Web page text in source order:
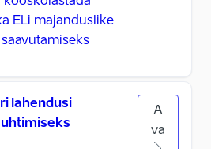
ELi majanduslike
lahendusi
A
va